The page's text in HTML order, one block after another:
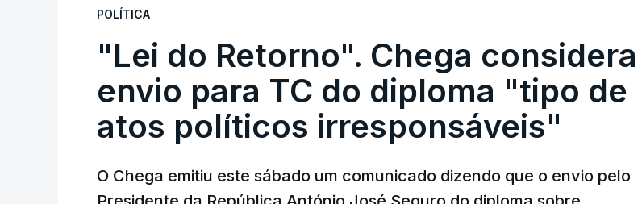
POLÍTICA
"Lei do Retorno". Chega considera
envio para TC do diploma "tipo de
atos políticos irresponsáveis"
O Chega emitiu este sábado um comunicado dizendo que o envio pelo